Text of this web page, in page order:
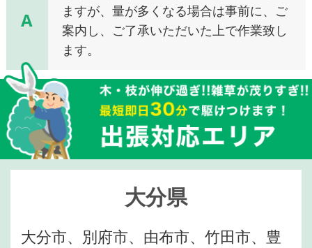
A
ますが、量が多くなる場合は事前に、ご
案内し、ご了承いただいた上で作業致し
ます。
大分県
大分市、別府市、由布市、竹田市、豊